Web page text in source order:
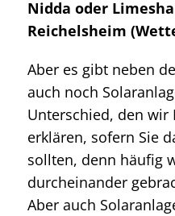
Nidda oder
Reichelsheim
Aber es gibt neben
auch noch
Unterschied, den wir
erklären, sofern Sie
sollten, denn häufig
durcheinander
Aber auch